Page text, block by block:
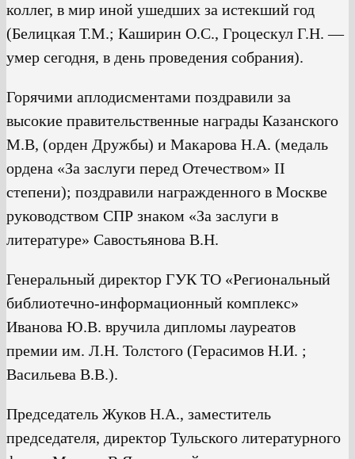
коллег, в мир иной ушедших за истекший год
(Белицкая Т.М.; Каширин О.С., Гроцескул Г.Н. —
умер сегодня, в день проведения собрания).
Горячими аплодисментами поздравили за
высокие правительственные награды Казанского
М.В, (орден Дружбы) и Макарова Н.А. (медаль
ордена «За заслуги перед Отечеством» II
степени); поздравили награжденного в Москве
руководством СПР знаком «За заслуги в
литературе» Савостьянова В.Н.
Генеральный директор ГУК ТО «Региональный
библиотечно-информационный комплекс»
Иванова Ю.В. вручила дипломы лауреатов
премии им. Л.Н. Толстого (Герасимов Н.И. ;
Васильева В.В.).
Председатель Жуков Н.А., заместитель
председателя, директор Тульского литературного